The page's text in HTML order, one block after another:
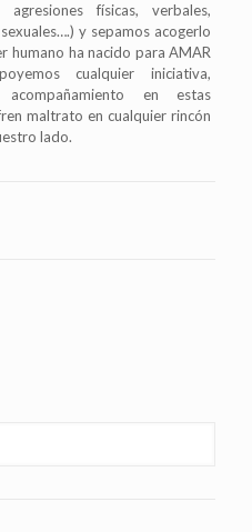
físicas, verbales,
y sepamos acogerlo
humano ha nacido para AMAR
cualquier iniciativa,
acompañamiento en estas
maltrato en cualquier rincón
lado.